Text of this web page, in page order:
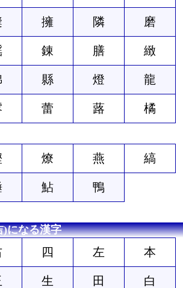
擁 隣 磨
錬 膳 緻
縣 燈 龍
蕾 蕗 橘
燎 燕 縞
鮎 鴨
になる漢字
四 左 本
生 田 白